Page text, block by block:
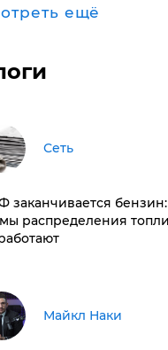
ещё
Сеть
заканчивается
распределения
Майкл Наки